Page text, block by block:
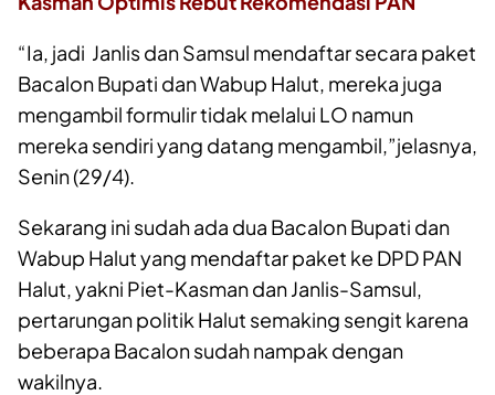
“Ia, jadi Janlis dan Samsul mendaftar secara paket
Bacalon Bupati dan Wabup Halut, mereka juga
mengambil formulir tidak melalui LO namun
mereka sendiri yang datang mengambil,”jelasnya,
Senin (29/4).
Sekarang ini sudah ada dua Bacalon Bupati dan
Wabup Halut yang mendaftar paket ke DPD PAN
Halut, yakni Piet-Kasman dan Janlis-Samsul,
pertarungan politik Halut semaking sengit karena
beberapa Bacalon sudah nampak dengan
wakilnya.